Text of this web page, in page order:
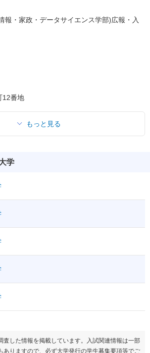
報・家政・データサイエンス学部)広報・入
12番地
もっと見る
学
査した情報を掲載しています。入試関連情報は一部
ありますので、必ず大学発行の学生募集要項等でご